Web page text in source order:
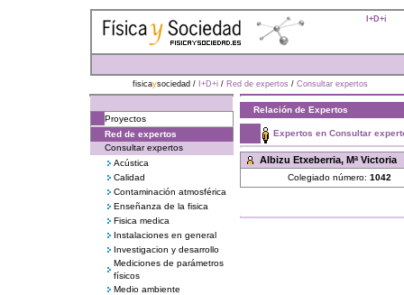
I+D+i
fisicaysociedad / I+D+i / Red de expertos / Consultar expertos
Proyectos
Red de expertos
Consultar expertos
Acústica
Calidad
Contaminación atmosférica
Enseñanza de la fisica
Fisica medica
Instalaciones en general
Investigacion y desarrollo
Mediciones de parámetros
físicos
Medio ambiente
Relación de Expertos
Expertos en Consultar
Albizu Etxeberria, Mª Victoria
Colegiado número: 1042